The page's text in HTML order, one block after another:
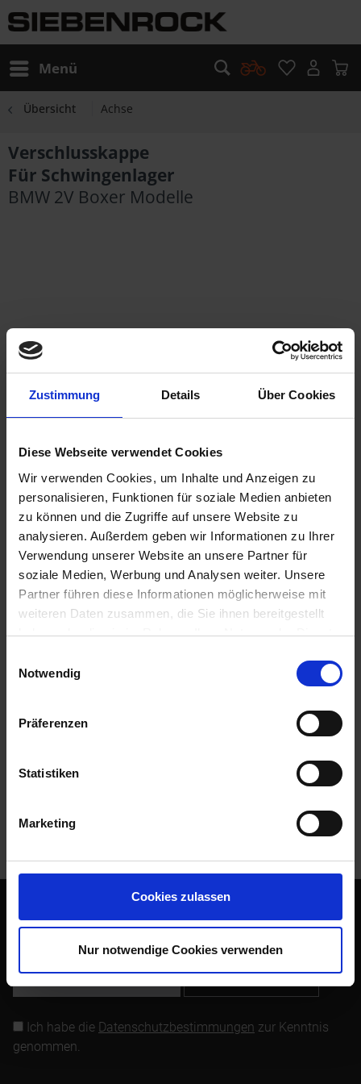
Zustimmung Details Über Cookies
Diese Webseite verwendet Cookies
Wir verwenden Cookies, um Inhalte und Anzeigen zu
personalisieren, Funktionen für soziale Medien anbieten
zu können und die Zugriffe auf unsere Website zu
analysieren. Außerdem geben wir Informationen zu Ihrer
Verwendung unserer Website an unsere Partner für
soziale Medien, Werbung und Analysen weiter. Unsere
Partner führen diese Informationen möglicherweise mit
weiteren Daten zusammen, die Sie ihnen bereitgestellt
haben oder die sie im Rahmen Ihrer Nutzung der Dienste
Cookies, wenn Sie unsere Webseite weiterhin nutzen.
Notwendig
Präferenzen
Statistiken
Marketing
Cookies zulassen
Nur notwendige Cookies verwenden
Menü
Übersicht Achse
Verschlusskappe
Für Schwingenlager
BMW 2V Boxer Modelle
7,50 €
inkl. ges. USt.,zzgl. Versandkosten
Sofort versandfertig, Lieferzeit ca. 2-4 Werktage innerhalb
Deutschlands
Warenkorb
Merken Bewerten
Artikel Nr.: 3317296
Ersatzteil in Originalqualität. Preis pro Stück. Für alle BMW
Bewertungen lesen, schreiben und diskutieren...
mehr
Abonnieren Sie den kostenlosen Newsletter und verpassen
Ich habe die Datenschutzbestimmungen zur Kenntnis
genommen.